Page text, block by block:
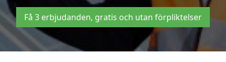
Få 3 erbjudanden, gratis och utan förpliktelser